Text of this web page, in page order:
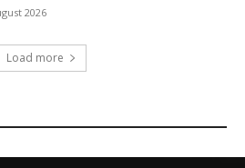
2026
Load more